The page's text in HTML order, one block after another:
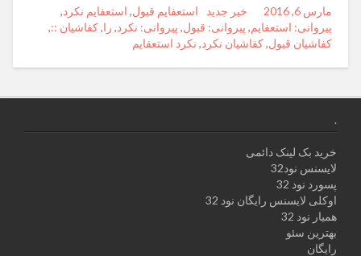
Posted
on
مارس 6, 2016 Author
Categories
خبر جدید Tags
استعفایم قبول, استعفایم نکرد,
پیروانی: استعفایم, پیروانی: قبول, پیروانی: نکرد, را,کفاشیان ::,
کفاشیان قبول,کفاشیان نکرد, نکرد استعفایم
.
خرید بک لینک دائمی
لایسنس نود32
پسورد نود 32
اوکلی لایسنس رایگان نود 32
همیار نود 32
بهترین سئو
رایگان